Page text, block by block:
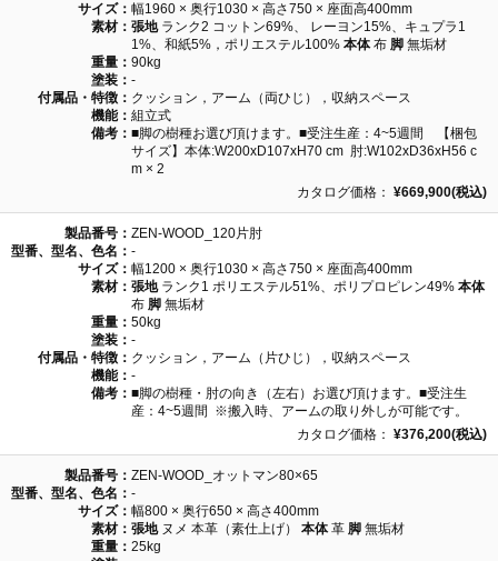
サイズ： 幅1960 × 奥行1030 × 高さ750 × 座面高400mm
素材： 張地ランク2 コットン69%、 レーヨン15%、キュプラ1
1%、和紙5%，ポリエステル100% 本体布 脚 無垢材
重量： 90kg
塗装： -
付属品・特徴： クッション，アーム（両ひじ），収納スペース
機能： 組立式
備考： ■脚の樹種お選び頂けます。■受注生産：4~5週間 【梱包
サイズ】本体:W200xD107xH70 cm 肘:W102xD36xH56 c
m × 2
カタログ価格： ¥669,900(税込)
製品番号： ZEN-WOOD_120片肘
型番、型名、色名： -
サイズ： 幅1200 × 奥行1030 × 高さ750 × 座面高400mm
素材： 張地ランク1 ポリエステル51%、ポリプロピレン49% 本体
布 脚 無垢材
重量： 50kg
塗装： -
付属品・特徴： クッション，アーム（片ひじ），収納スペース
機能： -
備考： ■脚の樹種・肘の向き（左右）お選び頂けます。■受注生
産：4~5週間 ※搬入時、アームの取り外しが可能です。
カタログ価格： ¥376,200(税込)
製品番号： ZEN-WOOD_オットマン80×65
型番、型名、色名： -
サイズ： 幅800 × 奥行650 × 高さ400mm
素材： 張地ヌメ 本革（素仕上げ） 本体革 脚 無垢材
重量： 25kg